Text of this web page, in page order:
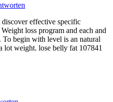
effective specific
loss program and each and
To begin with level is an natural
lot weight. lose belly fat 107841